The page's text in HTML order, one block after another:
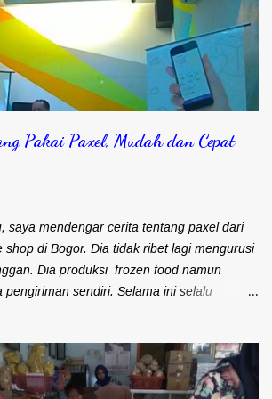
Pakai Paxel, Mudah dan Cepat
saya mendengar cerita tentang paxel dari
shop di Bogor. Dia tidak ribet lagi mengurusi
Dia produksi frozen food namun
pengiriman sendiri. Selama ini selalu
Indonesia Teman saya sebenarnya lebih
kurir. Pengiriman cepat sampai ke